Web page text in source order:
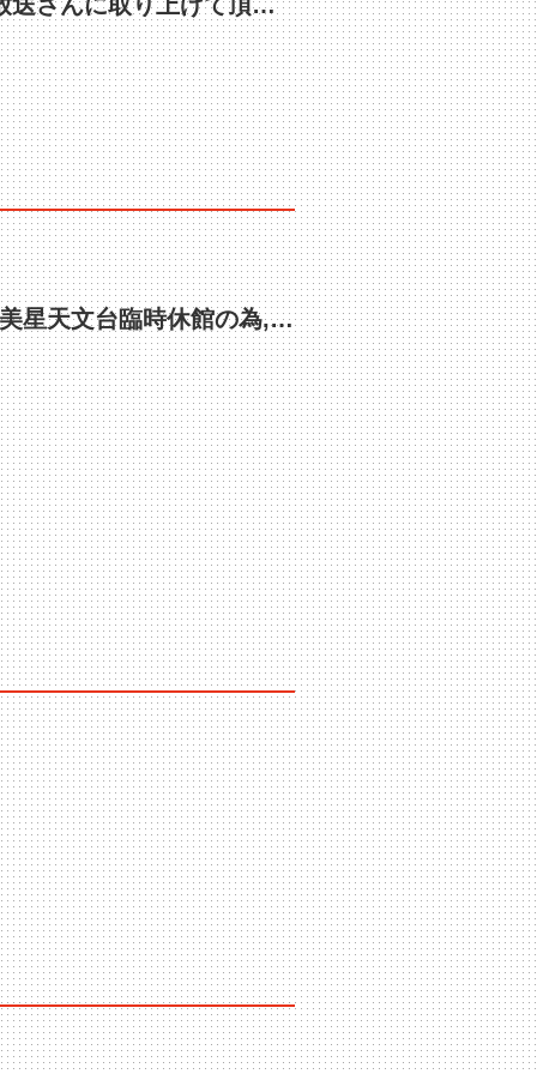
【臨時休館】12月4日（土）ナイトツアーは美星天文台臨時休館の為,運行を取りやめました。